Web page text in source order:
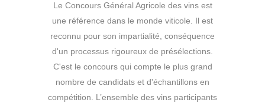
Le Concours Général Agricole des vins est
une référence dans le monde viticole. Il est
reconnu pour son impartialité, conséquence
d'un processus rigoureux de présélections.
C'est le concours qui compte le plus grand
nombre de candidats et d'échantillons en
compétition. L’ensemble des vins participants